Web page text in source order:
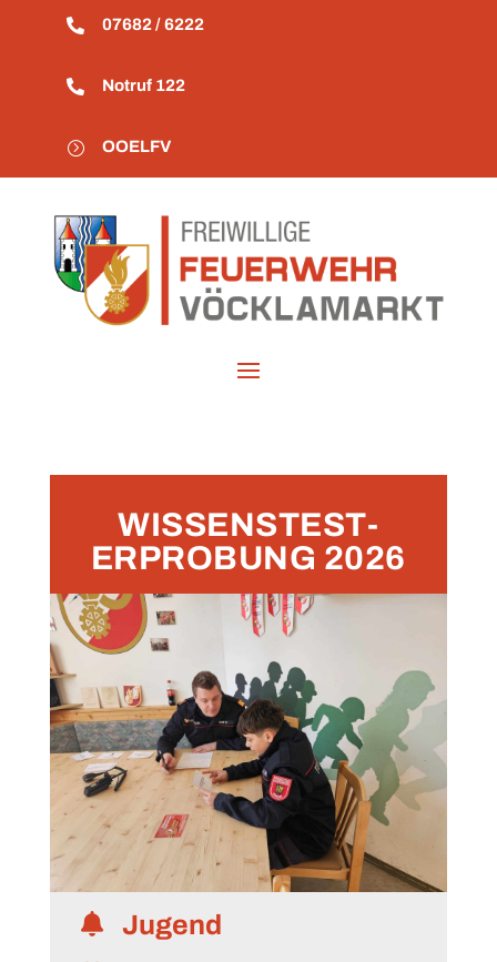
 07682 / 6222
 Notruf 122
= OOELFV
WISSENSTEST-
ERPROBUNG 2026
 Jugend